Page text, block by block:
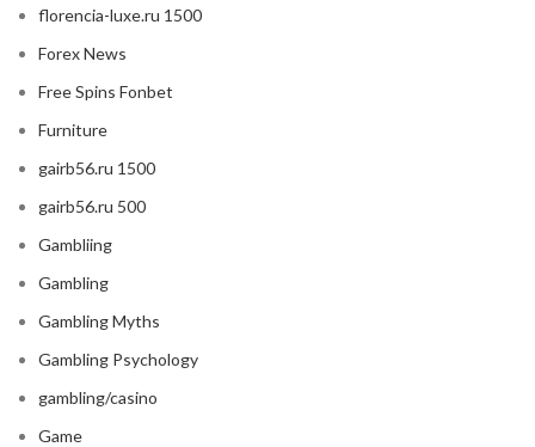
florencia-luxe.ru 1500
Forex News
Free Spins Fonbet
Furniture
gairb56.ru 1500
gairb56.ru 500
Gambliing
Gambling
Gambling Myths
Gambling Psychology
gambling/casino
Game